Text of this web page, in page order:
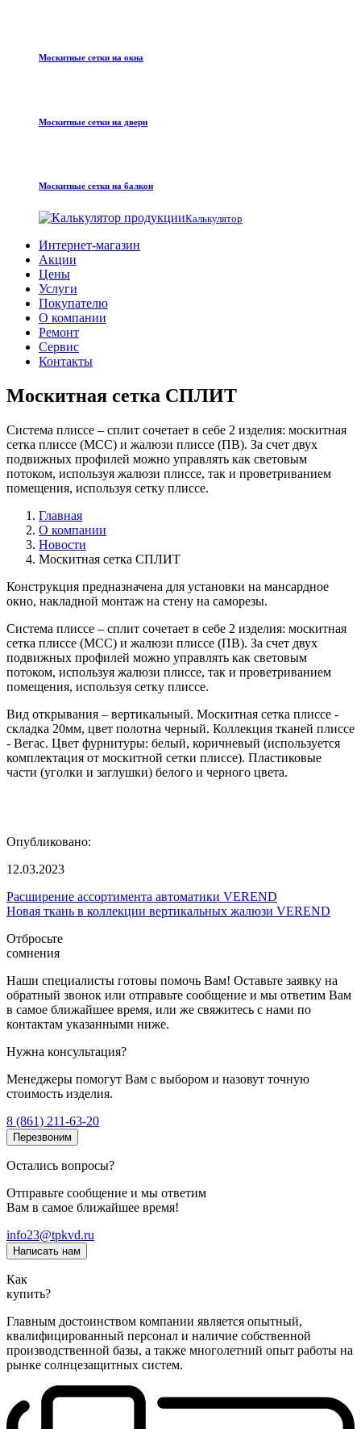
Москитные сетки на окна
Москитные сетки на двери
Москитные сетки на балкон
Калькулятор
Интернет-магазин
Акции
Цены
Услуги
Покупателю
О компании
Ремонт
Сервис
Контакты
Москитная сетка СПЛИТ
Система плиссе – сплит сочетает в себе 2 изделия: москитная
сетка плиссе (МСС) и жалюзи плиссе (ПВ). За счет двух
подвижных профилей можно управлять как световым
потоком, используя жалюзи плиссе, так и проветриванием
помещения, используя сетку плиссе.
Главная
О компании
Новости
Москитная сетка СПЛИТ
Конструкция предназначена для установки на мансардное
окно, накладной монтаж на стену на саморезы.
Система плиссе – сплит сочетает в себе 2 изделия: москитная
сетка плиссе (МСС) и жалюзи плиссе (ПВ). За счет двух
подвижных профилей можно управлять как световым
потоком, используя жалюзи плиссе, так и проветриванием
помещения, используя сетку плиссе.
Вид открывания – вертикальный. Москитная сетка плиссе -
складка 20мм, цвет полотна черный. Коллекция тканей плиссе
- Вегас. Цвет фурнитуры: белый, коричневый (используется
комплектация от москитной сетки плиссе). Пластиковые
части (уголки и заглушки) белого и черного цвета.
Опубликовано:
12.03.2023
Расширение ассортимента автоматики VEREND
Новая ткань в коллекции вертикальных жалюзи VEREND
Отбросьте
сомнения
Наши специалисты готовы помочь Вам! Оставьте заявку на
обратный звонок или отправьте сообщение и мы ответим Вам
в самое ближайшее время, или же свяжитесь с нами по
контактам указанными ниже.
Нужна консультация?
Менеджеры помогут Вам с выбором и назовут точную
стоимость изделия.
8 (861) 211-63-20
Перезвоним
Остались вопросы?
Отправьте сообщение и мы ответим
Вам в самое ближайшее время!
info23@tpkvd.ru
Написать нам
Как
купить?
Главным достоинством компании является опытный,
квалифицированный персонал и наличие собственной
производственной базы, а также многолетний опыт работы на
рынке солнцезащитных систем.